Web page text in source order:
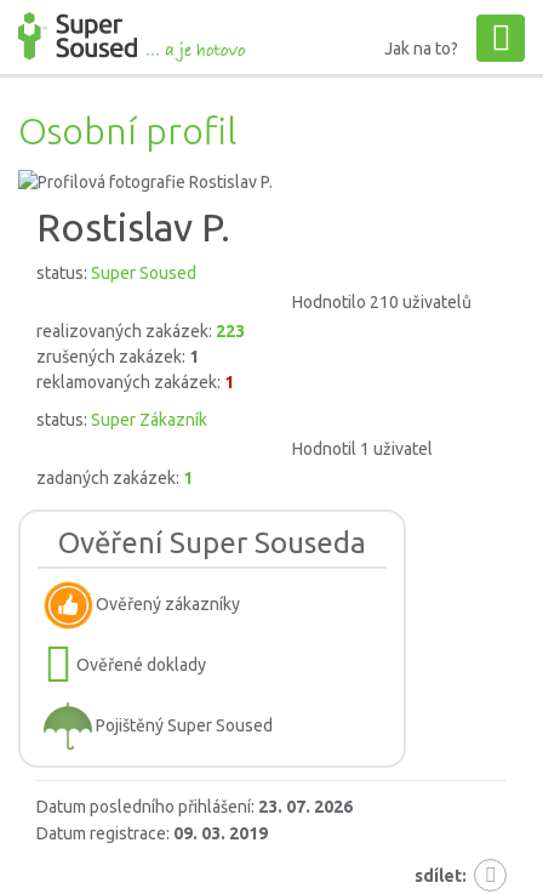
Jak na to?
Osobní profil
Rostislav P.
status: Super Soused
Hodnotilo 210 uživatelů
realizovaných zakázek: 223
zrušených zakázek: 1
reklamovaných zakázek: 1
status: Super Zákazník
Hodnotil 1 uživatel
zadaných zakázek: 1
Ověření Super Souseda
Ověřený zákazníky
Ověřené doklady
Pojištěný Super Soused
Datum posledního přihlášení: 23. 07. 2026
Datum registrace: 09. 03. 2019
sdílet: